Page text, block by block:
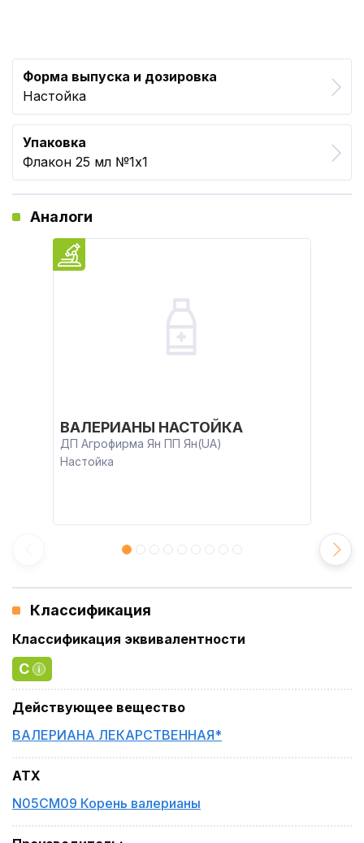
Форма выпуска и дозировка
Настойка
Упаковка
Флакон 25 мл №1x1
Аналоги
ВАЛЕРИАНЫ НАСТОЙКА
ДП Агрофирма Ян ПП Ян(UA)
Настойка
Классификация
Классификация эквивалентности
C
Действующее вещество
ВАЛЕРИАНА ЛЕКАРСТВЕННАЯ*
ATX
N05CM09 Корень валерианы